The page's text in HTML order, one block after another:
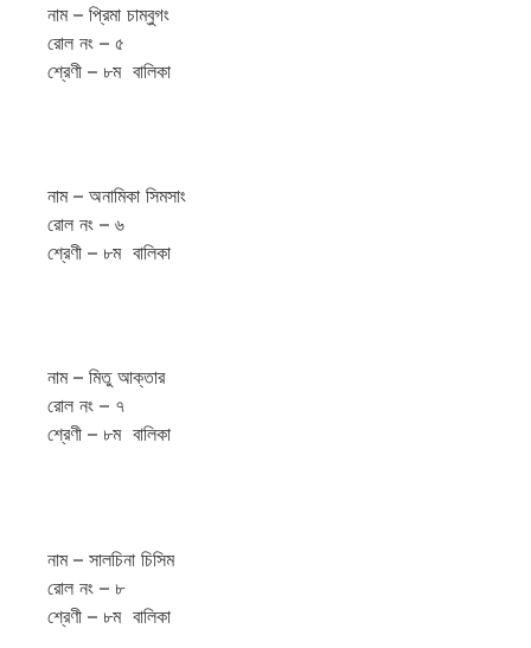
নাম – প্রিমা চাম্বুগং
রোল নং – ৫
শ্রেণী – ৮ম বালিকা
নাম – অনামিকা সিমসাং
রোল নং – ৬
শ্রেণী – ৮ম বালিকা
নাম – মিতু আক্তার
রোল নং – ৭
শ্রেণী – ৮ম বালিকা
নাম – সালচিনা চিসিম
রোল নং – ৮
শ্রেণী – ৮ম বালিকা